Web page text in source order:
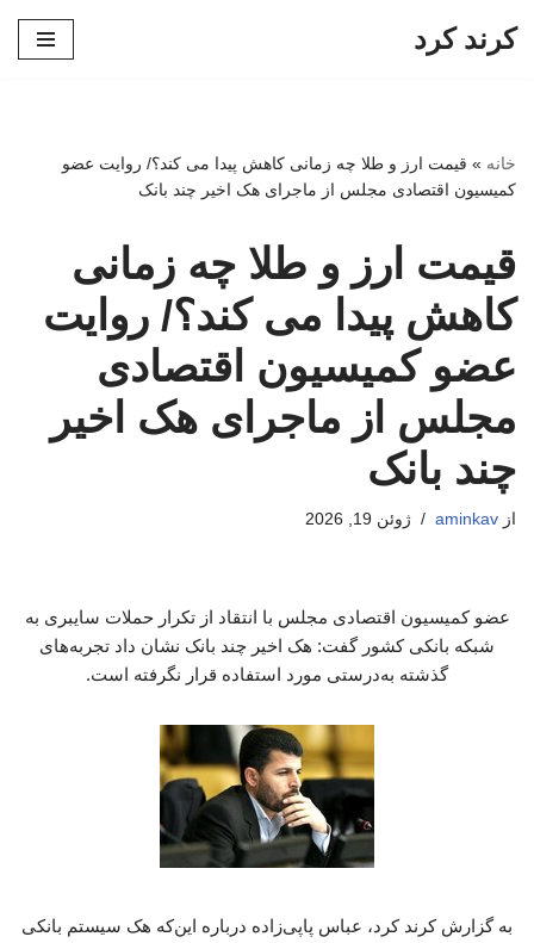
کرند کرد
خانه » قیمت ارز و طلا چه زمانی کاهش پیدا می کند؟/ روایت عضو
کمیسیون اقتصادی مجلس از ماجرای هک اخیر چند بانک
قیمت ارز و طلا چه زمانی
کاهش پیدا می کند؟/ روایت
عضو کمیسیون اقتصادی
مجلس از ماجرای هک اخیر
چند بانک
از aminkav ژوئن 19, 2026
عضو کمیسیون اقتصادی مجلس با انتقاد از تکرار حملات سایبری به
شبکه بانکی کشور گفت: هک اخیر چند بانک نشان داد تجربه‌های
گذشته به‌درستی مورد استفاده قرار نگرفته است.
به گزارش کرند کرد، عباس پاپی‌زاده درباره این‌که هک سیستم بانکی